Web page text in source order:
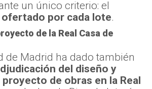
un único criterio: el
por cada lote.
de la Real Casa de
de Madrid ha dado también
del diseño y
de obras en la Real